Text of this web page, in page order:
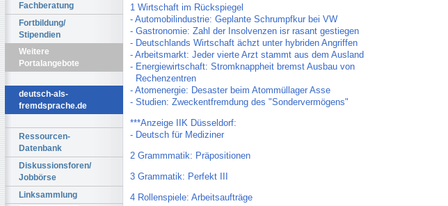
Fachberatung
Fortbildung/
Stipendien
Weitere
Portalangebote
deutsch-als-
fremdsprache.de
Ressourcen-
Datenbank
Diskussionsforen/
Jobbörse
Linksammlung
1 Wirtschaft im Rückspiegel
- Automobilindustrie: Geplante Schrumpfkur bei VW
- Gastronomie: Zahl der Insolvenzen isr rasant gestiegen
- Deutschlands Wirtschaft ächzt unter hybriden Angriffen
- Arbeitsmarkt: Jeder vierte Arzt stammt aus dem Ausland
- Energiewirtschaft: Stromknappheit bremst Ausbau von
Rechenzentren
- Atomenergie: Desaster beim Atommüllager Asse
- Studien: Zweckentfremdung des "Sondervermögens"
***Anzeige IIK Düsseldorf:
- Deutsch für Mediziner
2 Grammmatik: Präpositionen
3 Grammatik: Perfekt III
4 Rollenspiele: Arbeitsaufträge